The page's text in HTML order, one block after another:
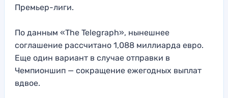
Премьер-лиги.
По данным «The Telegraph», нынешнее
соглашение рассчитано 1,088 миллиарда евро.
Еще один вариант в случае отправки в
Чемпионшип — сокращение ежегодных выплат
вдвое.